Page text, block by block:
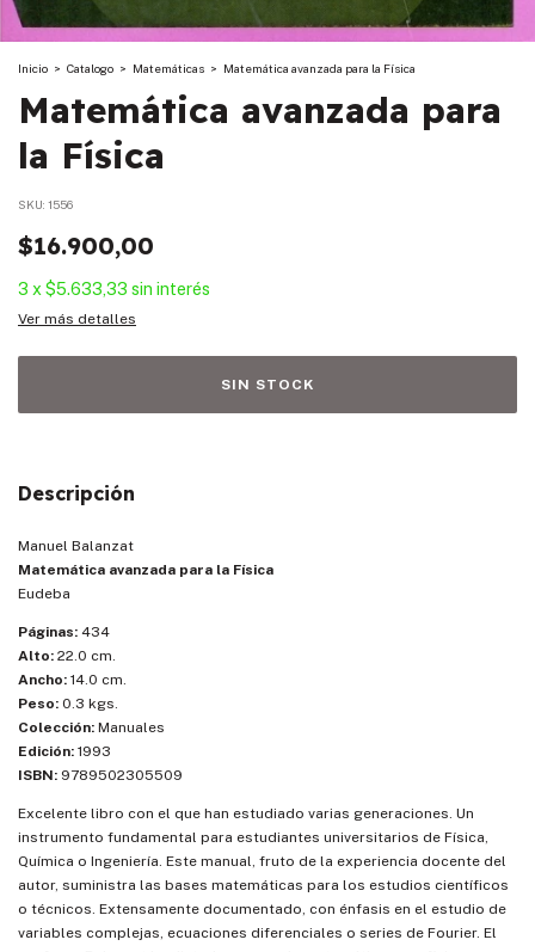
Inicio > Catalogo > Matemáticas > Matemática avanzada para la Física
Matemática avanzada para
la Física
SKU: 1556
$16.900,00
3 x $5.633,33 sin interés
Ver más detalles
Descripción
Manuel Balanzat
Matemática avanzada para la Física
Eudeba
Páginas: 434
Alto: 22.0 cm.
Ancho: 14.0 cm.
Peso: 0.3 kgs.
Colección: Manuales
Edición: 1993
ISBN: 9789502305509
Excelente libro con el que han estudiado varias generaciones. Un
instrumento fundamental para estudiantes universitarios de Física,
Química o Ingeniería. Este manual, fruto de la experiencia docente del
autor, suministra las bases matemáticas para los estudios científicos
o técnicos. Extensamente documentado, con énfasis en el estudio de
variables complejas, ecuaciones diferenciales o series de Fourier. El